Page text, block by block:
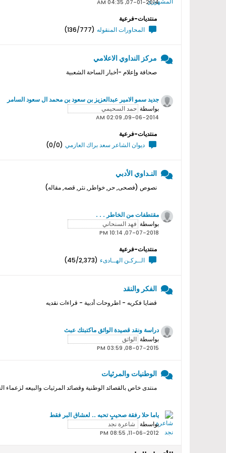
07-01-2014, 04:35 AM
منتديات-فرعية
المحاورات المنقوله (136/777)
مركز النداوي الاعلامي
صحافة وإعلام -أخبار الساحة الشعبية
جديد سمو اﻻمير عبدالعزيز بن سعود بن محمد ال سعود السامر
بواسطة
09-06-2014, 02:09 AM
منتديات-فرعية
ديوان الشاعر سعد براك العازمي (0/0)
النـداوي الأدبي
نصوص (فصحى, حر, خواطر, نثر, قصه, مقاله)
مقتطفات من الخاطر . . .
بواسطة
07-07-2018, 10:14 PM
منتديات-فرعية
الــركـن الهــادىء (45/2,373)
الفكر والنقد
قضايا فكريه - اطروحات أدبية - قراءات نقديه
دراسة ونقد قصيدة الواثق ماكتبتك عبث
بواسطة
08-07-2015, 03:59 PM
الوطنيات والمرثيات
منتدى خاص بالقصائد الوطنية وقصائد المرثيات والبيعه لزعماء
ياما حلا رفقة صحيبٍ تحبه .. لعشاق البر فقط
بواسطة
11-06-2012, 08:55 PM